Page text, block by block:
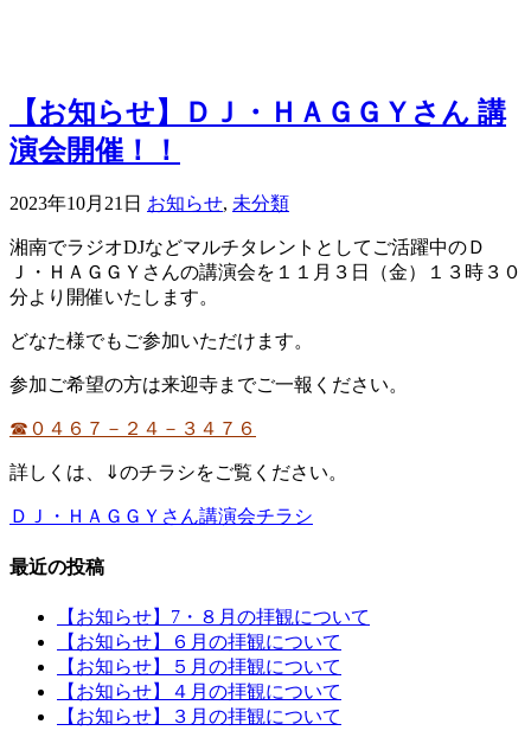
【お知らせ】ＤＪ・ＨＡＧＧＹさん 講
演会開催！！
2023年10月21日 お知らせ, 未分類
湘南でラジオDJなどマルチタレントとしてご活躍中のＤ
Ｊ・ＨＡＧＧＹさんの講演会を１１月３日（金）１３時３０
分より開催いたします。
どなた様でもご参加いただけます。
参加ご希望の方は来迎寺までご一報ください。
☎０４６７－２４－３４７６
詳しくは、⇓のチラシをご覧ください。
ＤＪ・ＨＡＧＧＹさん講演会チラシ
最近の投稿
【お知らせ】7・８月の拝観について
【お知らせ】６月の拝観について
【お知らせ】５月の拝観について
【お知らせ】４月の拝観について
【お知らせ】３月の拝観について